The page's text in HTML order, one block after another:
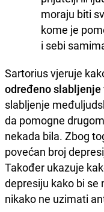
moraju biti
kome je
i sebi
Sartorius vjeruje
određeno
slabljenje
da pomogne
nekada bila. Zbog
povećan broj
Također ukazuje
depresiju kako bi
nikako ne uzimati